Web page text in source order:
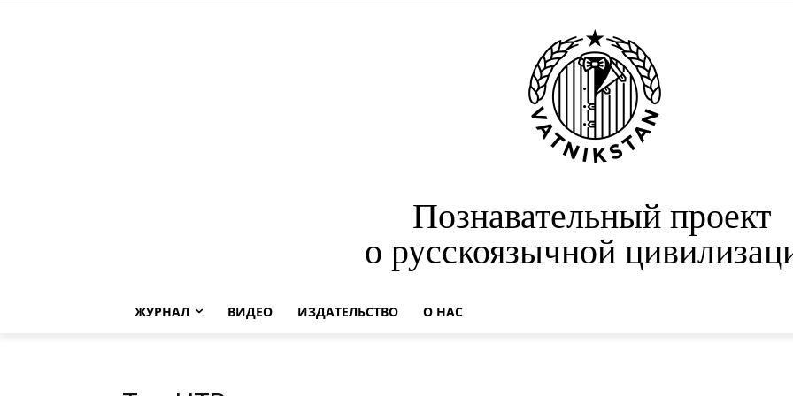
Познавательный проект
о русскоязычной
ЖУРНАЛ ВИДЕО ИЗДАТЕЛЬСТВО О НАС